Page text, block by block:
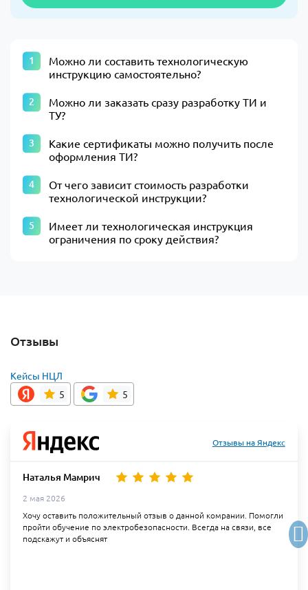
Можно ли составить технологическую
инструкцию самостоятельно?
Можно ли заказать сразу разработку ТИ и
ТУ?
Какие сертификаты можно получить после
оформления ТИ?
От чего зависит стоимость разработки
технологической инструкции?
Имеет ли технологическая инструкция
ограничения по сроку действия?
Отзывы
Кейсы НЦЛ
5
5
Отзывы на Яндекс
Наталья Мамрич
2 мая 2026
Хочу оставить положительный отзыв о данной комрании. Помогли
пройти обучение по электробезопасности. Всегда на связи, все
подскажут и объяснят